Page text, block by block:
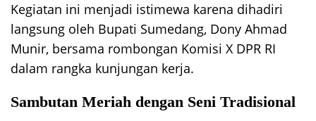
Kegiatan ini menjadi istimewa karena dihadiri
langsung oleh Bupati Sumedang, Dony Ahmad
Munir, bersama rombongan Komisi X DPR RI
dalam rangka kunjungan kerja.
Sambutan Meriah dengan Seni Tradisional